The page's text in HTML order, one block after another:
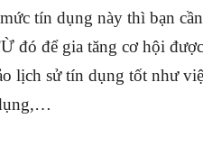
tín dụng này thì bạn
đó để gia tăng cơ hội
lịch sử tín dụng tốt như